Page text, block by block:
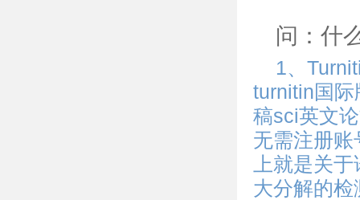
问：什
1、
turnitin国
稿sci英文
无需注册
上就是关
大分解的